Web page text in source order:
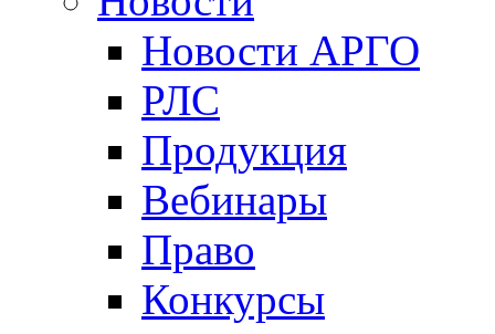
Новости АРГО
РЛС
Продукция
Вебинары
Право
Конкурсы